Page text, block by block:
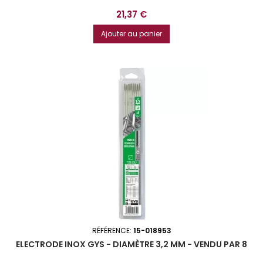
Prix
21,37 €
Ajouter au panier
RÉFÉRENCE: 15-018953
ELECTRODE INOX GYS - DIAMÈTRE 3,2 MM - VENDU PAR 8